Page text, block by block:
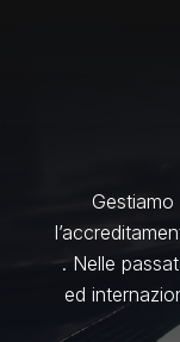
. Nelle
ed